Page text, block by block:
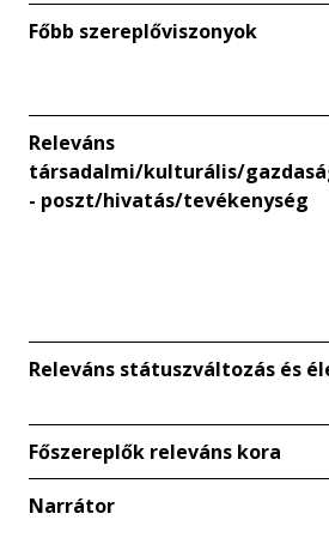
Főbb szereplőviszonyok
Releváns
társadalmi/kulturális/
- poszt/hivatás/tevékenység
Releváns státuszváltozás és
Főszereplők releváns kora
Narrátor